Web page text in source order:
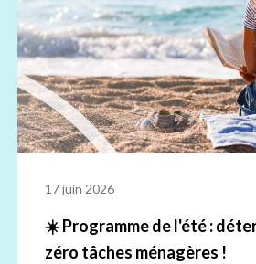
17 juin 2026
☀️ Programme de l'été :
zéro tâches ménagères !